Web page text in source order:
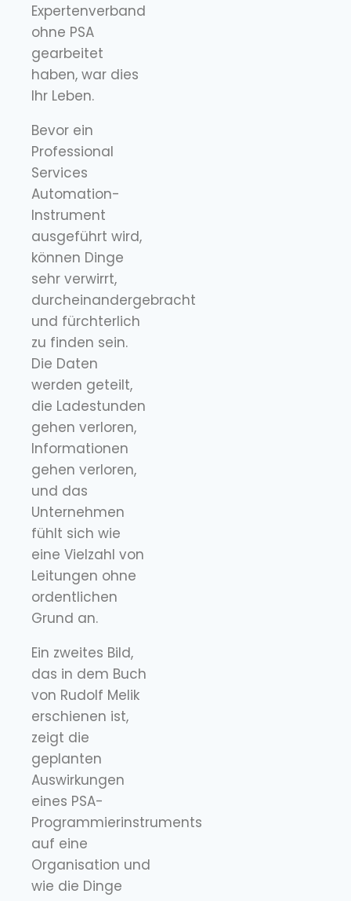
Expertenverband
ohne PSA
gearbeitet
haben, war dies
Ihr Leben.
Bevor ein
Professional
Services
Automation-
Instrument
ausgeführt wird,
können Dinge
sehr verwirrt,
durcheinandergebracht
und fürchterlich
zu finden sein.
Die Daten
werden geteilt,
die Ladestunden
gehen verloren,
Informationen
gehen verloren,
und das
Unternehmen
fühlt sich wie
eine Vielzahl von
Leitungen ohne
ordentlichen
Grund an.
Ein zweites Bild,
das in dem Buch
von Rudolf Melik
erschienen ist,
zeigt die
geplanten
Auswirkungen
eines PSA-
Programmierinstruments
auf eine
Organisation und
wie die Dinge